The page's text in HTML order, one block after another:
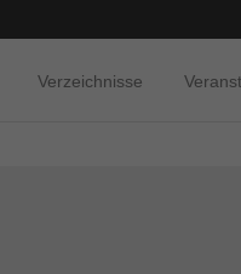
Verzeichnisse